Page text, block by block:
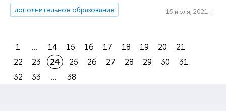
дополнительное образование
15 июля, 2021 г.
1 ... 14 15 16 17 18 19 20
21
22
23 24 25 26 27 28 29 30
31
32
33 ... 38